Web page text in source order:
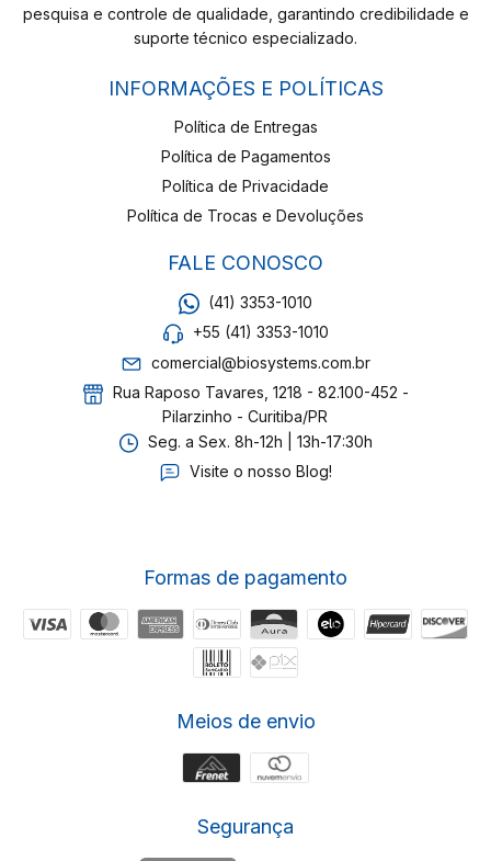
pesquisa e controle de qualidade, garantindo credibilidade e
suporte técnico especializado.
INFORMAÇÕES E POLÍTICAS
Política de Entregas
Política de Pagamentos
Política de Privacidade
Política de Trocas e Devoluções
FALE CONOSCO
(41) 3353-1010
+55 (41) 3353-1010
comercial@biosystems.com.br
Rua Raposo Tavares, 1218 - 82.100-452 -
Pilarzinho - Curitiba/PR
Seg. a Sex. 8h-12h | 13h-17:30h
Visite o nosso Blog!
Formas de pagamento
Meios de envio
Segurança